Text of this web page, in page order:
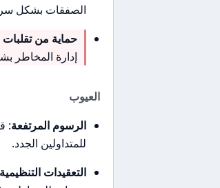
الصفقات بشكل
حماية من
إدارة المخاطر
العيوب
الرسوم المرتفعة:
للمتداولين الجدد.
التعقيدات التنظيمية